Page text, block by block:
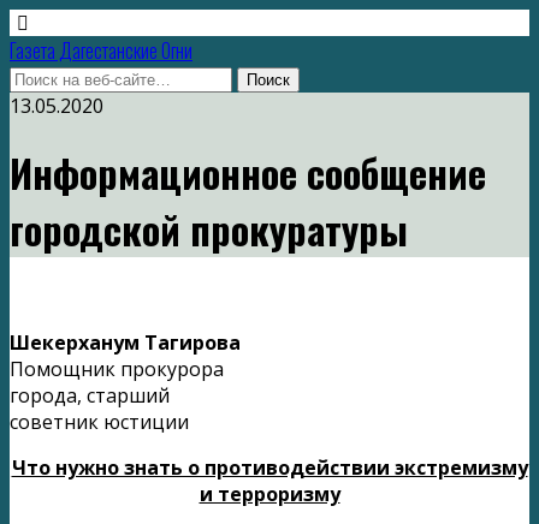
Газета Дагестанские Огни
13.05.2020
Информационное сообщение
городской прокуратуры
Шекерханум Тагирова
Помощник прокурора
города, старший
советник юстиции
Что нужно знать о противодействии экстремизму
и терроризму